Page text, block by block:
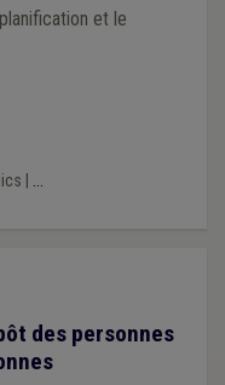
et le
...
des personnes